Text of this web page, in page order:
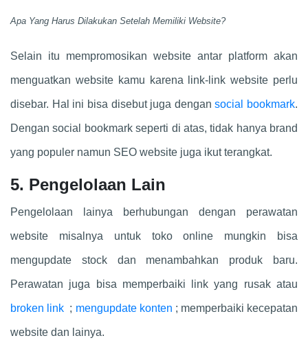
Apa Yang Harus Dilakukan Setelah Memiliki Website?
Selain itu mempromosikan website antar platform akan
menguatkan website kamu karena link-link website perlu
disebar. Hal ini bisa disebut juga dengansocial bookmark.
Dengan social bookmark seperti di atas, tidak hanya brand
yang populer namun SEO website juga ikut terangkat.
5. Pengelolaan Lain
Pengelolaan lainya berhubungan dengan perawatan
website misalnya untuk toko online mungkin bisa
mengupdate stock dan menambahkan produk baru.
Perawatan juga bisa memperbaiki link yang rusak atau
broken link ; mengupdate konten ; memperbaiki kecepatan
website dan lainya.